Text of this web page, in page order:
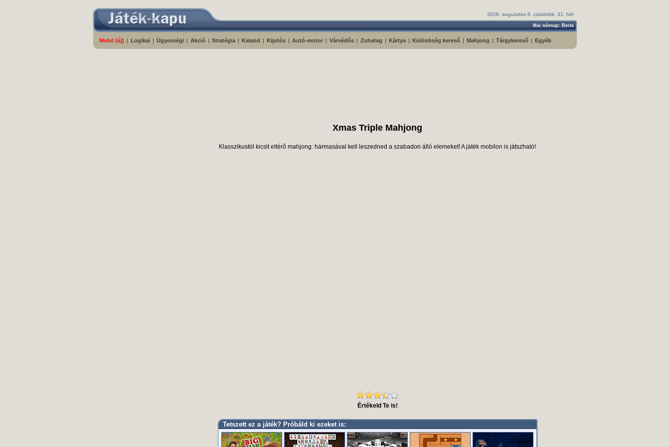
2026. augusztus 6. csütörtök, 31. hét
Mai névnap: Berta
Mobil (új) | Logikai | Ügyességi | Akció | Stratégia | Kaland | Kijutós | Autó-motor | Várvédős | Zuhatag | Kártya | Különbség kereső | Mahjong | Tárgykereső | Egyéb
Xmas Triple Mahjong
Klasszikustól kicsit eltérő mahjong: hármasával kell leszedned a szabadon álló elemeket! A játék mobilon is játszható!
Értékeld Te is!
Tetszett ez a játék? Próbáld ki ezeket is: